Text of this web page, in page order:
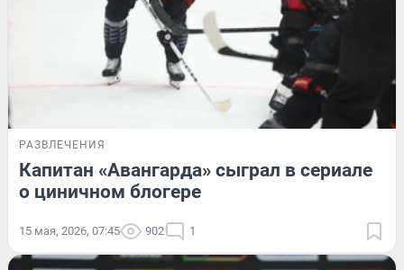
РАЗВЛЕЧЕНИЯ
Капитан «Авангарда» сыграл в сериале
о циничном блогере
15 мая, 2026, 07:45 902 1